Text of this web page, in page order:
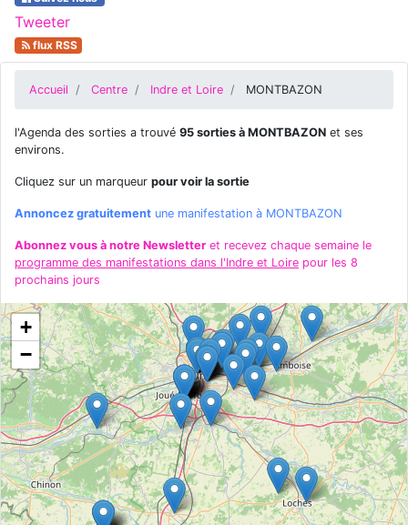
Tweeter
flux RSS
Accueil Centre Indre et Loire MONTBAZON
l'Agenda des sorties a trouvé 95 sorties à MONTBAZON et ses
environs.
Cliquez sur un marqueur pour voir la sortie
Annoncez gratuitement une manifestation à MONTBAZON
Abonnez vous à notre Newsletter et recevez chaque semaine le
programme des manifestations dans l'Indre et Loire pour les 8
prochains jours
+
−